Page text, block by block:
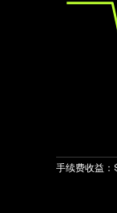
手续费收益：